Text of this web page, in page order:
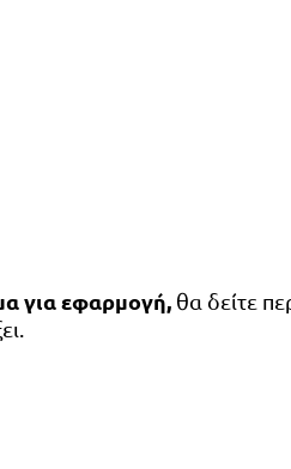
για εφαρμογή, θα δείτε